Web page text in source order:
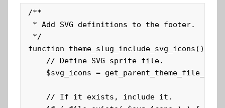
/**
* Add SVG definitions to the footer.
*/
function theme_slug_include_svg_icons() {